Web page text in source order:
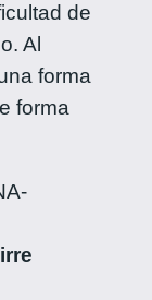
de
Al
forma
forma